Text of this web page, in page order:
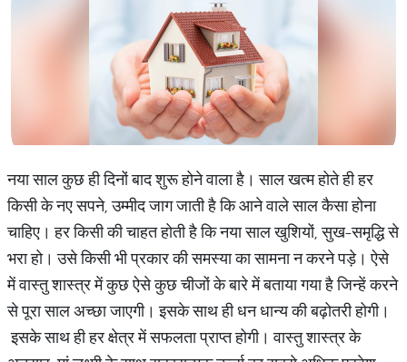
नया साल कुछ ही दिनों बाद शुरू होने वाला है। साल खत्म होते ही हर
किसी के नए सपने, उम्मीद जाग जाती है कि आने वाले साल कैसा होना
चाहिए। हर किसी की चाहत होती है कि नया साल खुशियों, सुख-समृद्धि से
भरा हो। उसे किसी भी प्रकार की समस्या का सामना न करने पड़े। ऐसे
में वास्तु शास्त्र में कुछ ऐसे कुछ चीजों के बारे में बताया गया है जिन्हें करने
से पूरा साल अच्छा जाएगी। इसके साथ ही धन धान्य की बढ़ोतरी होगी।
इसके साथ ही हर क्षेत्र में सफलता प्राप्त होगी। वास्तु शास्त्र के